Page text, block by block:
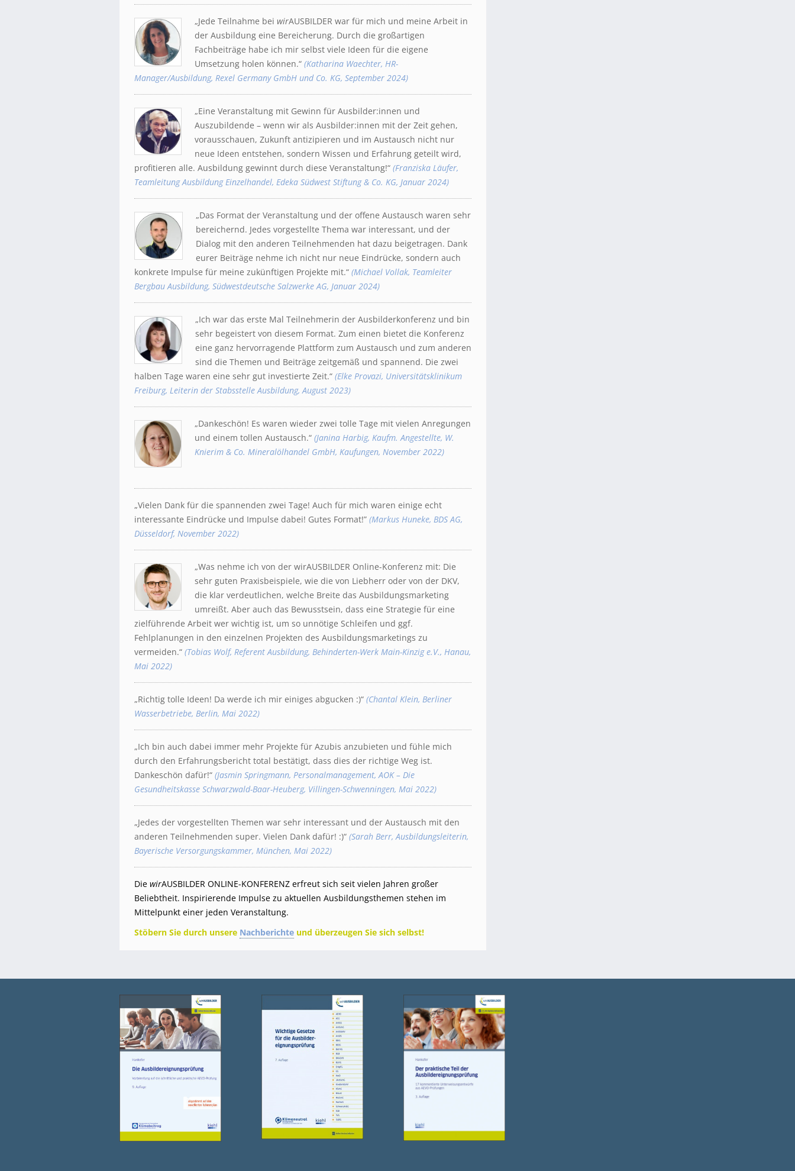
„Jede Teilnahme bei wirAUSBILDER war für mich und meine Arbeit in
der Ausbildung eine Bereicherung. Durch die großartigen
Fachbeiträge habe ich mir selbst viele Ideen für die eigene
Umsetzung holen können.“ (Katharina Waechter, HR-
Manager/Ausbildung, Rexel Germany GmbH und Co. KG, September 2024)
„Eine Veranstaltung mit Gewinn für Ausbilder:innen und
Auszubildende – wenn wir als Ausbilder:innen mit der Zeit gehen,
vorausschauen, Zukunft antizipieren und im Austausch nicht nur
neue Ideen entstehen, sondern Wissen und Erfahrung geteilt wird,
profitieren alle. Ausbildung gewinnt durch diese Veranstaltung!“ (Franziska Läufer,
Teamleitung Ausbildung Einzelhandel, Edeka Südwest Stiftung & Co. KG, Januar 2024)
„Das Format der Veranstaltung und der offene Austausch waren sehr
bereichernd. Jedes vorgestellte Thema war interessant, und der
Dialog mit den anderen Teilnehmenden hat dazu beigetragen. Dank
eurer Beiträge nehme ich nicht nur neue Eindrücke, sondern auch
konkrete Impulse für meine zukünftigen Projekte mit.“ (Michael Vollak, Teamleiter
Bergbau Ausbildung, Südwestdeutsche Salzwerke AG, Januar 2024)
„Ich war das erste Mal Teilnehmerin der Ausbilderkonferenz und bin
sehr begeistert von diesem Format. Zum einen bietet die Konferenz
eine ganz hervorragende Plattform zum Austausch und zum anderen
sind die Themen und Beiträge zeitgemäß und spannend. Die zwei
halben Tage waren eine sehr gut investierte Zeit.“ (Elke Provazi, Universitätsklinikum
Freiburg, Leiterin der Stabsstelle Ausbildung, August 2023)
„Dankeschön! Es waren wieder zwei tolle Tage mit vielen Anregungen
und einem tollen Austausch.“ (Janina Harbig, Kaufm. Angestellte, W.
Knierim & Co. Mineralölhandel GmbH, Kaufungen, November 2022)
„Vielen Dank für die spannenden zwei Tage! Auch für mich waren einige echt
interessante Eindrücke und Impulse dabei! Gutes Format!” (Markus Huneke, BDS AG,
Düsseldorf, November 2022)
„Was nehme ich von der wirAUSBILDER Online-Konferenz mit: Die
sehr guten Praxisbeispiele, wie die von Liebherr oder von der DKV,
die klar verdeutlichen, welche Breite das Ausbildungsmarketing
umreißt. Aber auch das Bewusstsein, dass eine Strategie für eine
zielführende Arbeit wer wichtig ist, um so unnötige Schleifen und ggf.
Fehlplanungen in den einzelnen Projekten des Ausbildungsmarketings zu
vermeiden.“ (Tobias Wolf, Referent Ausbildung, Behinderten-Werk Main-Kinzig e.V., Hanau,
Mai 2022)
„Richtig tolle Ideen! Da werde ich mir einiges abgucken :)“ (Chantal Klein, Berliner
Wasserbetriebe, Berlin, Mai 2022)
„Ich bin auch dabei immer mehr Projekte für Azubis anzubieten und fühle mich
durch den Erfahrungsbericht total bestätigt, dass dies der richtige Weg ist.
Dankeschön dafür!“ (Jasmin Springmann, Personalmanagement, AOK – Die
Gesundheitskasse Schwarzwald-Baar-Heuberg, Villingen-Schwenningen, Mai 2022)
„Jedes der vorgestellten Themen war sehr interessant und der Austausch mit den
anderen Teilnehmenden super. Vielen Dank dafür! :)“ (Sarah Berr, Ausbildungsleiterin,
Bayerische Versorgungskammer, München, Mai 2022)
Die wirAUSBILDER ONLINE-KONFERENZ erfreut sich seit vielen Jahren großer
Beliebtheit. Inspirierende Impulse zu aktuellen Ausbildungsthemen stehen im
Mittelpunkt einer jeden Veranstaltung.
Stöbern Sie durch unsere Nachberichte und überzeugen Sie sich selbst!